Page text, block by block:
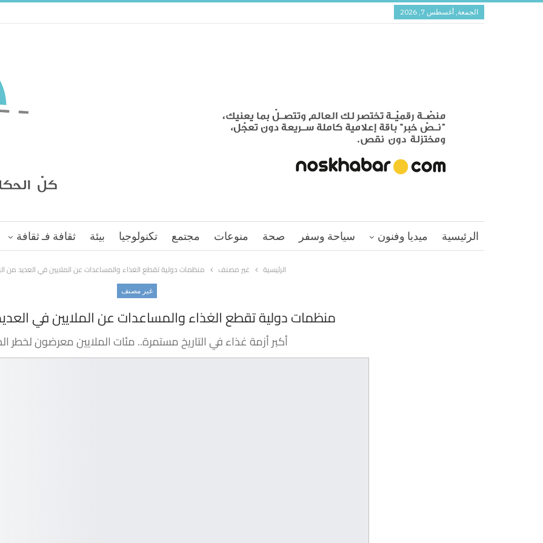
الجمعة, أغسطس 7, 2026
الرئيسية ميديا وفنون سياحة وسفر صحة منوعات مجتمع تكنولوجيا بيئة ثقافة فـ ثقافة
الرئيسية غير مصنف منظمات دولية تقطع الغذاء والمساعدات عن الملايين في العديد من
غير مصنف
منظمات دولية تقطع الغذاء والمساعدات عن الملايين في
أكبر أزمة غذاء في التاريخ مستمرة.. مئات الملايين معرضون لخطر